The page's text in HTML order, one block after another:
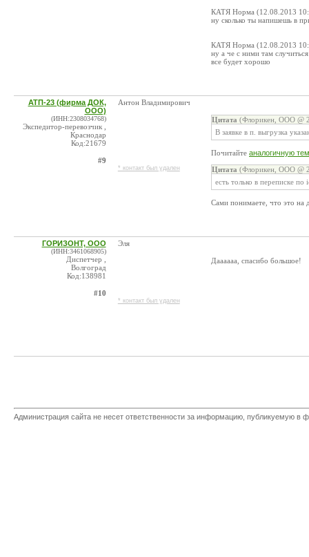
КАТЯ Норма (12.08.2013
ну сколько ты напишешь в
КАТЯ Норма (12.08.2013
ну а че с ними там
все будет хорошо
АТП-23 (фирма ДОК,
ООО)
(ИНН:2308034768)
Экспедитор-перевозчик ,
Краснодар
Код:21679
#9
Антон Владимирович
* контакт был удален
Цитата (Флорикен, ООО @
В заявке в п. выгрузка
Почитайте аналогичную
Цитата (Флорикен, ООО @
есть только в переписке по
Сами понимаете, что это на
ГОРИЗОНТ, ООО
(ИНН:3461068905)
Диспетчер ,
Волгоград
Код:138981
#10
Эля
* контакт был удален
Даааааа, спасибо большое!
Администрация сайта не несет ответственности за информацию, публикуемую